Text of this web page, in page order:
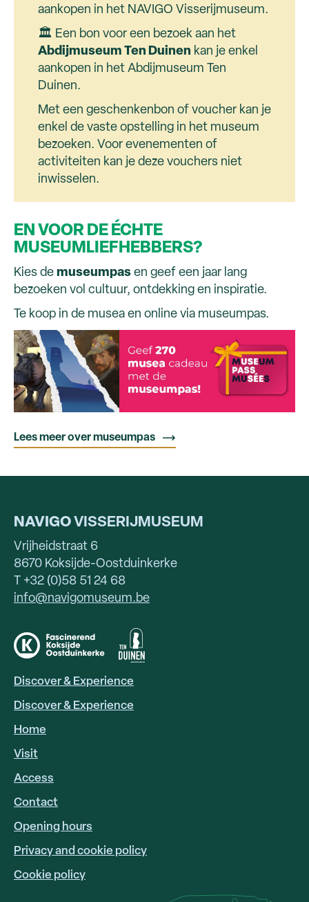
aankopen in het NAVIGO Visserijmuseum.
🏛 Een bon voor een bezoek aan het
Abdijmuseum Ten Duinen kan je enkel
aankopen in het Abdijmuseum Ten
Duinen.
Met een geschenkenbon of voucher kan je
enkel de vaste opstelling in het museum
bezoeken. Voor evenementen of
activiteiten kan je deze vouchers niet
inwisselen.
EN VOOR DE ÉCHTE
MUSEUMLIEFHEBBERS?
Kies de museumpas en geef een jaar lang
bezoeken vol cultuur, ontdekking en inspiratie.
Te koop in de musea en online via museumpas.
Lees meer over museumpas
NAVIGOVISSERIJMUSEUM
Vrijheidstraat 6
8670 Koksijde-Oostduinkerke
T +32 (0)58 51 24 68
info@navigomuseum.be
HOOFDNAVIGATIE
EN
Discover & Experience
Discover & Experience
Home
Visit
FOOTER
LINKS
Access
Contact
Opening hours
Privacy and cookie policy
Cookie policy